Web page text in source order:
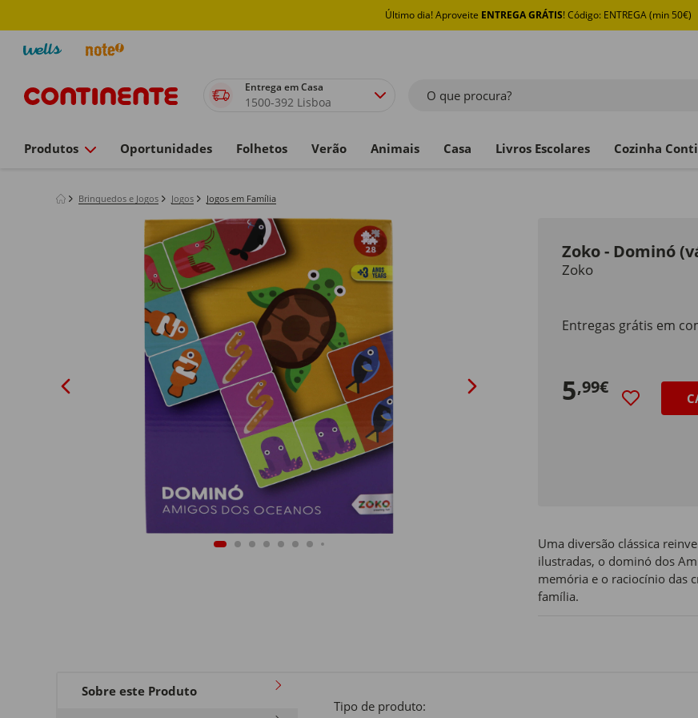
Último dia! Aproveite ENTREGA GRÁTIS! Código: ENTREGA (min 50€)
Entrega em Casa
1500-392 Lisboa O que procura?
Produtos Oportunidades Folhetos Verão Animais Casa Livros Escolares Cozinha
Brinquedos e Jogos Jogos Jogos em Família
Zoko - Dominó
Zoko
Entregas grátis em
5,99€
Uma diversão clássica
ilustradas, o dominó dos
memória e o raciocínio das
família.
Sobre este Produto
Tipo de produto: